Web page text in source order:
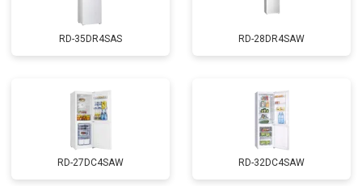
RD-35DR4SAS RD-28DR4SAW
RD-27DC4SAW RD-32DC4SAW